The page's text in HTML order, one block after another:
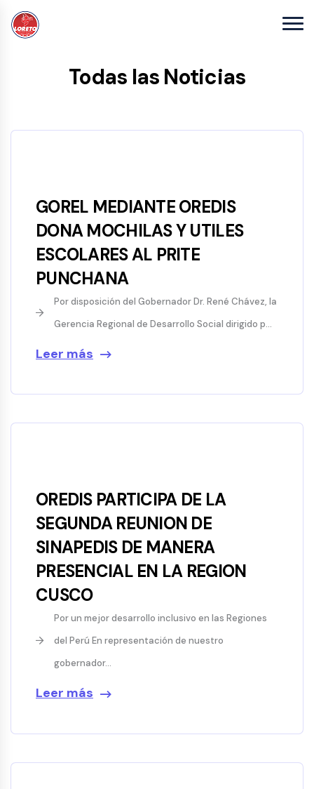
Todas las Noticias
GOREL MEDIANTE OREDIS
DONA MOCHILAS Y UTILES
ESCOLARES AL PRITE
PUNCHANA
Por disposición del Gobernador Dr. René Chávez, la
Gerencia Regional de Desarrollo Social dirigido p...
Leer más
OREDIS PARTICIPA DE LA
SEGUNDA REUNION DE
SINAPEDIS DE MANERA
PRESENCIAL EN LA REGION
CUSCO
Por un mejor desarrollo inclusivo en las Regiones
del Perú En representación de nuestro
gobernador...
Leer más